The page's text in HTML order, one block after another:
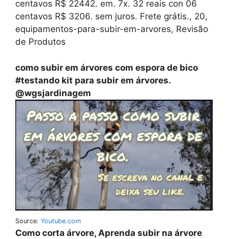
centavos R$ 22442. em. 7x. 32 reais con 06
centavos R$ 3206. sem juros. Frete grátis., 20,
equipamentos-para-subir-em-arvores, Revisão
de Produtos
como subir em árvores com espora de bico
#testando kit para subir em árvores.
@wgsjardinagem
Source: Youtube.com
Como corta árvore, Aprenda subir na árvore